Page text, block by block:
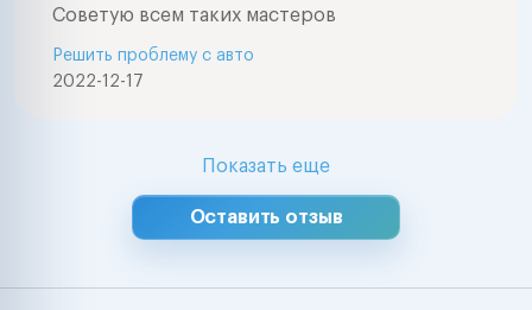
Советую всем таких мастеров
2022-12-17
Решить проблему с авто
Показать еще
Оставить отзыв